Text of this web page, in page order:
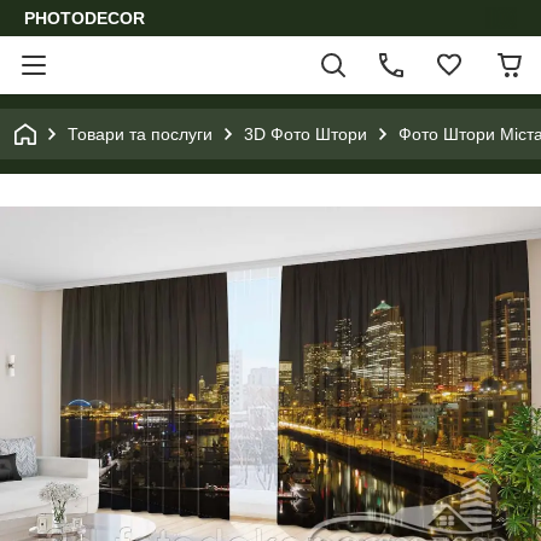
PHOTODECOR
Товари та послуги 3D Фото Штори Фото Штори